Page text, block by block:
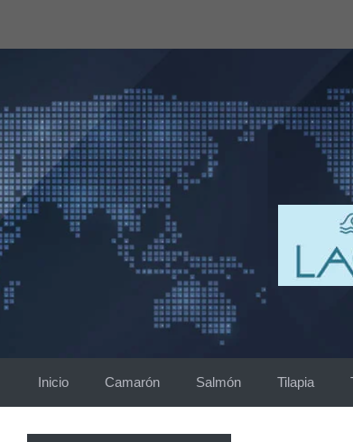
Inicio Camarón Salmón Tilapia